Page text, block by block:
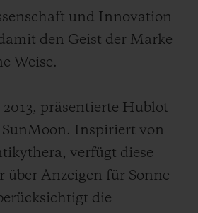
und Innovation
den Geist der Marke
Weise.
präsentierte Hublot
Inspiriert von
verfügt diese
über Anzeigen für Sonne
die